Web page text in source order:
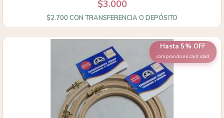
$3.000
$2.700 CON TRANSFERENCIA O DEPÓSITO
Hasta 5% OFF
comprando en cantidad